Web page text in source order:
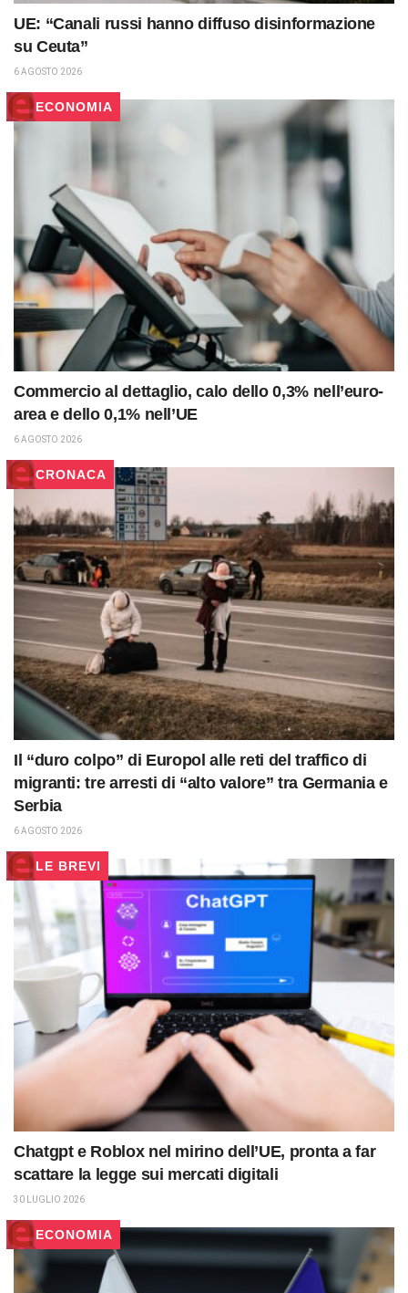
UE: “Canali russi hanno diffuso disinformazione
su Ceuta”
6 AGOSTO 2026
ECONOMIA
Commercio al dettaglio, calo dello 0,3% nell’euro-
area e dello 0,1% nell’UE
6 AGOSTO 2026
CRONACA
Il “duro colpo” di Europol alle reti del traffico di
migranti: tre arresti di “alto valore” tra Germania e
Serbia
6 AGOSTO 2026
LE BREVI
Chatgpt e Roblox nel mirino dell’UE, pronta a far
scattare la legge sui mercati digitali
30 LUGLIO 2026
ECONOMIA